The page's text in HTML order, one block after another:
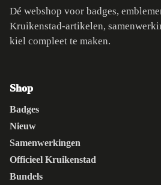
Dé webshop voor badges,
Kruikenstad-artikelen,
kiel compleet te maken.
Shop
Badges
Nieuw
Samenwerkingen
Officieel Kruikenstad
Bundels